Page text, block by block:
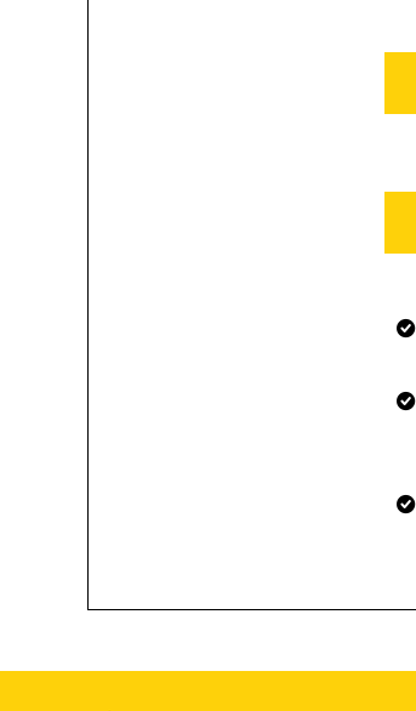
aménagement à l'Université
l'enneigement et les chassé-croisé
charge des routes d'accès et de
2. Des gains en
un projet permettant de relier
et, dans la vallée de l’Arve, entre
bilan des territoires de montagne à